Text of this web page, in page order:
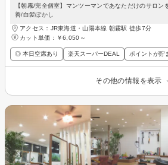
【朝霧/完全個室】マンツーマンであなただけのサロ
善/白髪ぼかし
アクセス：JR東海道・山陽本線 朝霧駅 徒歩7分
カット単価： ￥6,050～
◎ 本日空席あり 楽天スーパーDEAL ポイントが貯
その他の情報を表示